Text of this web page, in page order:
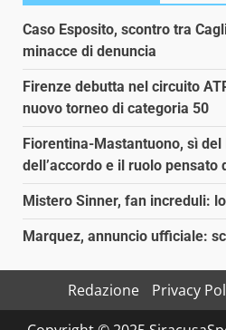
Caso Esposito, scontro tra
minacce di denuncia
Firenze debutta nel circuito
nuovo torneo di categoria 50
Fiorentina-Mastantuono, sì
dell’accordo e il ruolo pensato
Mistero Sinner, fan increduli:
Marquez, annuncio ufficiale:
Redazione Privacy